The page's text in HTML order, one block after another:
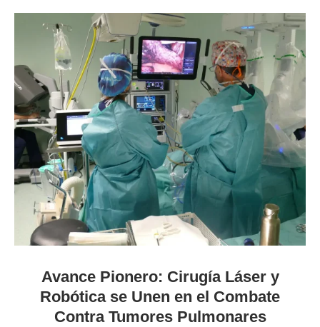
Avance Pionero: Cirugía Láser y
Robótica se Unen en el Combate
Contra Tumores Pulmonares